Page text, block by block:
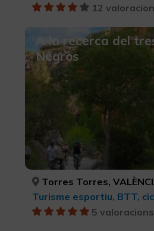
12
A la recerca del
Negros
Torres Torres,
5 valoracions